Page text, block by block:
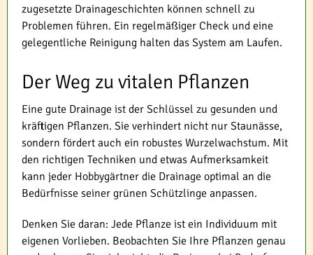
zugesetzte Drainageschichten können schnell zu
Problemen führen. Ein regelmäßiger Check und eine
gelegentliche Reinigung halten das System am Laufen.
Der Weg zu vitalen Pflanzen
Eine gute Drainage ist der Schlüssel zu gesunden und
kräftigen Pflanzen. Sie verhindert nicht nur Staunässe,
sondern fördert auch ein robustes Wurzelwachstum. Mit
den richtigen Techniken und etwas Aufmerksamkeit
kann jeder Hobbygärtner die Drainage optimal an die
Bedürfnisse seiner grünen Schützlinge anpassen.
Denken Sie daran: Jede Pflanze ist ein Individuum mit
eigenen Vorlieben. Beobachten Sie Ihre Pflanzen genau